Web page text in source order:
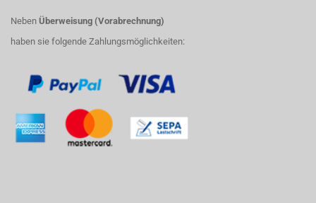
Neben Überweisung (Vorabrechnung)
haben sie folgende Zahlungsmöglichkeiten: